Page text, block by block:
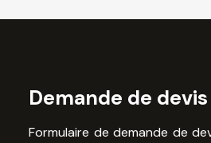
Demande de devis
Formulaire de demande de